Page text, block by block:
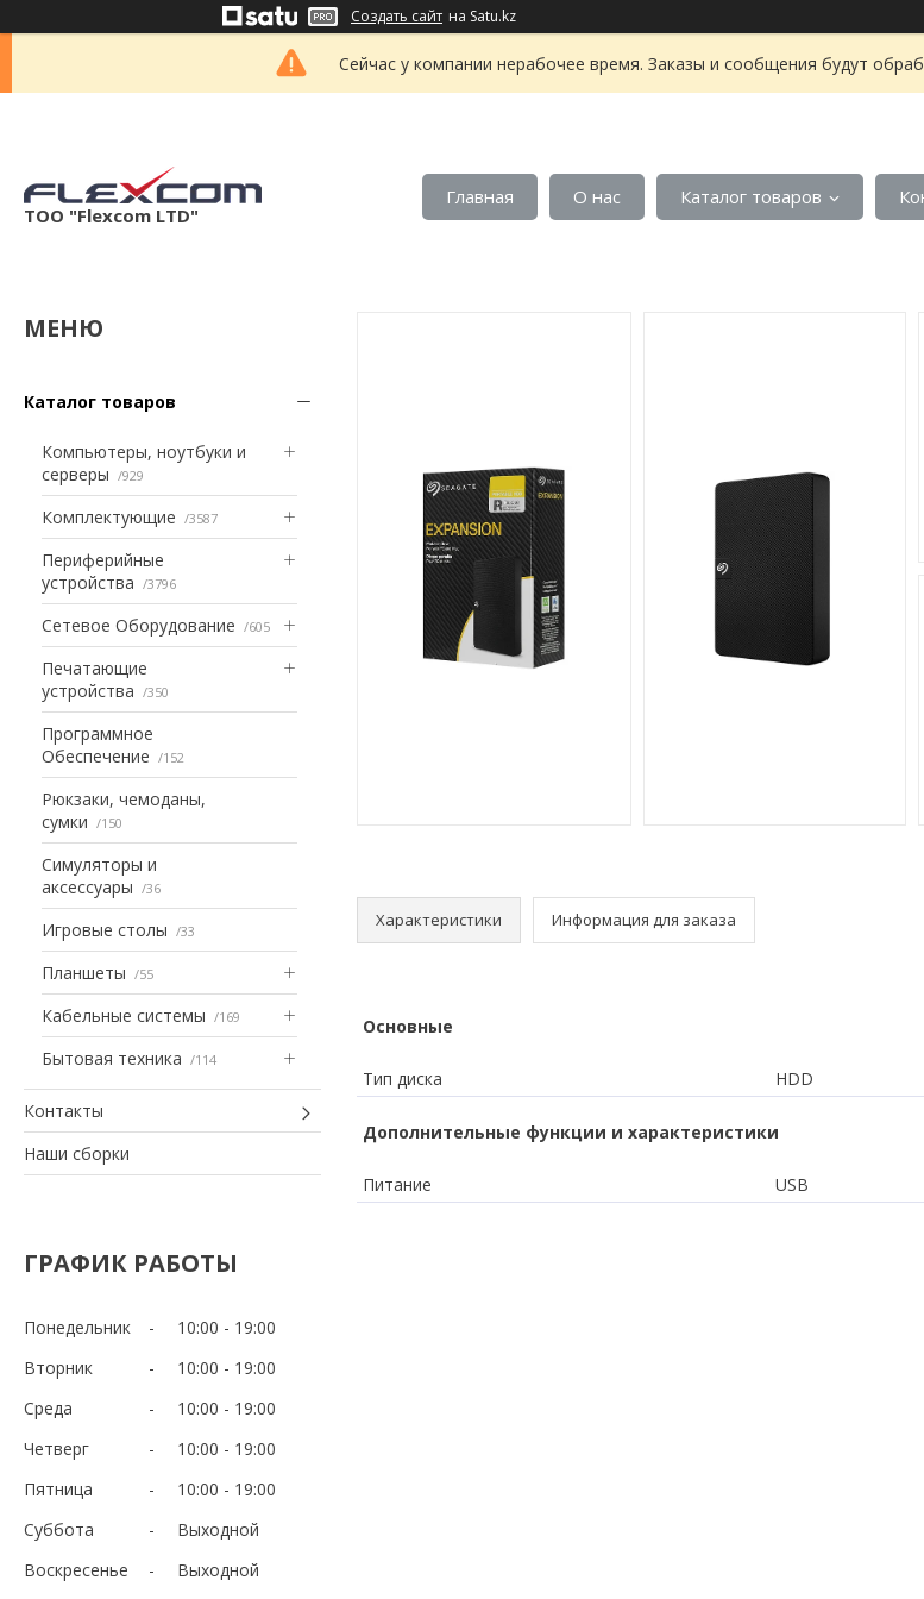
Создать сайт на Satu.kz
Сейчас у компании нерабочее время. Заказы и сообщения будут
ТОО "Flexcom LTD"
Главная О нас Каталог товаров
Каталог товаров
Компьютеры, ноутбуки и
серверы
929
Комплектующие 3587
Периферийные
устройства
3796
Сетевое Оборудование 605
Печатающие
устройства
350
Программное
Обеспечение
152
Рюкзаки, чемоданы,
сумки
150
Симуляторы и
аксессуары
36
Игровые столы 33
Планшеты 55
Кабельные системы 169
Бытовая техника 114
Контакты
Наши сборки
ГРАФИК РАБОТЫ
Понедельник 10:00
19:00
Вторник
10:00
19:00
Среда
10:00
19:00
Четверг
10:00
19:00
Пятница
10:00
19:00
Суббота
Выходной
Воскресенье
Выходной
Характеристики Информация для заказа
Основные
Тип диска HDD
Дополнительные функции и характеристики
Питание USB